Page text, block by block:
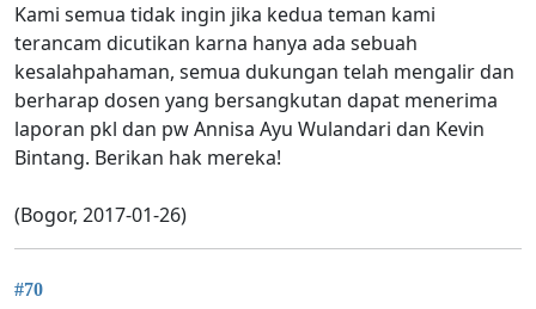
Kami semua tidak ingin jika kedua teman kami
terancam dicutikan karna hanya ada sebuah
kesalahpahaman, semua dukungan telah mengalir dan
berharap dosen yang bersangkutan dapat menerima
laporan pkl dan pw Annisa Ayu Wulandari dan Kevin
Bintang. Berikan hak mereka!
(Bogor, 2017-01-26)
#70